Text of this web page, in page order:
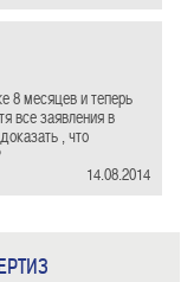
8 месяцев и теперь
все заявления в
, что
14.08.2014